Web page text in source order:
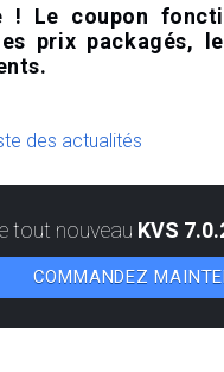
! Le coupon
prix packagés,
des actualités
tout nouveau KVS
COMMANDEZ